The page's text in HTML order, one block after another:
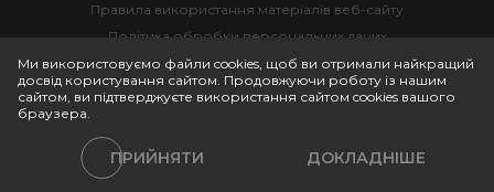
Правила використання матеріалів веб-сайту
Політика обробки персональних даних
Інтелектуальна власність
Ми використовуємо файли cookies, щоб ви отримали найкращий
досвід користування сайтом. Продовжуючи роботу із нашим
сайтом, ви підтверджуєте використання сайтом cookies вашого
браузера.
ПРИЙНЯТИ ДОКЛАДНІШЕ
Політики сайту